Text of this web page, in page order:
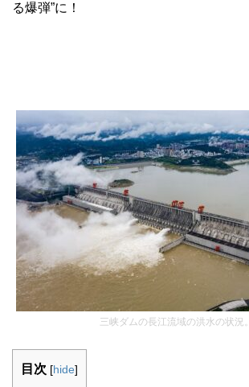
る爆弾”に！
三峡ダムの長江流域の洪水の状況。
目次 [hide]